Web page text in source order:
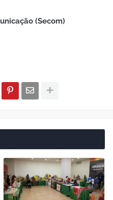
(Secom)